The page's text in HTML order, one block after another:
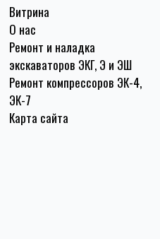
Витрина
О нас
Ремонт и наладка
экскаваторов ЭКГ, Э и ЭШ
Ремонт компрессоров ЭК-4,
ЭК-7
Карта сайта